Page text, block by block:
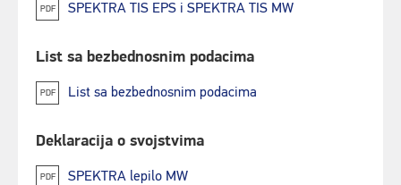
PDF SPEKTRA TIS EPS i SPEKTRA TIS MW
List sa bezbednosnim podacima
PDF List sa bezbednosnim podacima
Deklaracija o svojstvima
PDF SPEKTRA lepilo MW